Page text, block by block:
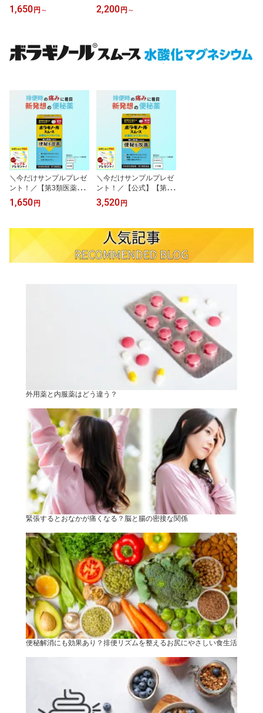
ラギノールの会社 おしり
化粧品 ボディクリーム D
ゾーン おしりクリーム
肛門 皮膚 水分 蒸発 外部
1,650 円 ～
ラギノールの会社 おしり
化粧品 ボディクリーム
チン酸ステアリル 整肌
乾燥 保湿 自然由来 送料
無料 個包装 持ち運び便
2,200 円 ～
＼今だけサンプルプレゼ
ント！／【第3類医薬
品】ボラギノールスムー
ス便秘薬 ボラギノール便
悩み 解消 市販薬 水酸化
マグネシウム クセになり
にくい 自然に近いお通じ
小粒 業界最小量 0.12g単
1,650 円
＼今だけサンプルプレゼ
ント！／【公式】【第3
類医薬品】ボラギノール
スムース便秘薬 ボラギノ
料 便秘悩み 解消 市販薬
水酸化マグネシウム クセ
になりにくい 自然に近い
お通じ 小粒 業界最小量
3,520 円
外用薬と内服薬はどう違う？
緊張するとおなかが痛くなる？脳と腸の密接な関係
便秘解消にも効果あり？排便リズムを整えるお尻にやさしい食生活